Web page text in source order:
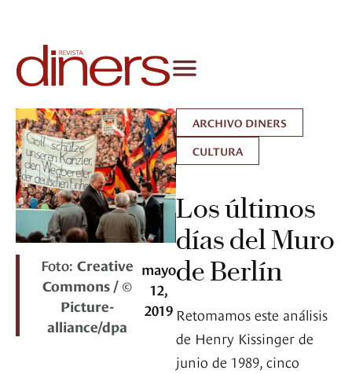
Foto:Creative
Commons / ©
Picture-
alliance/dpa
mayo
12,
2019
ARCHIVO DINERS
CULTURA
Los últimos
días del Muro
de Berlín
Retomamos este análisis
de Henry Kissinger de
junio de 1989, cinco